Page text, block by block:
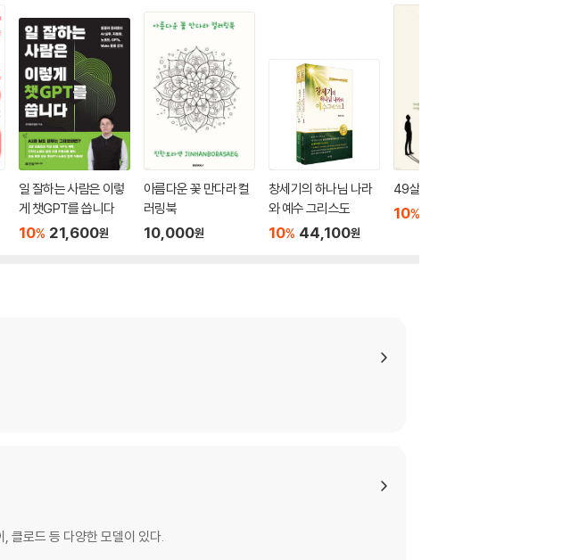
일 잘하는 사람은 이렇
게 챗GPT를 씁니다
10% 21,600원
아름다운 꽃 만다라 컬
러링북
10,000원
창세기의 하나님 나라
와 예수 그리스도
10% 44,100원
49살의 하나님
10%
클로드 등 다양한 모델이 있다.